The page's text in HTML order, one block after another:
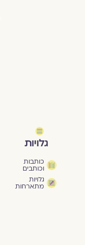
גלויות
כותבות
וכותבים
גלויות
מתארחות